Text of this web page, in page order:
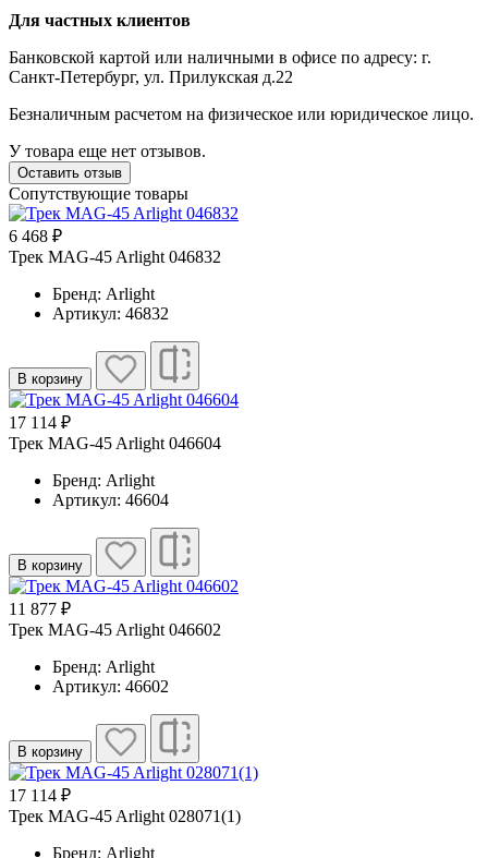
Для частных клиентов
Банковской картой или наличными в офисе по адресу: г.
Санкт-Петербург, ул. Прилукская д.22
Безналичным расчетом на физическое или юридическое лицо.
У товара еще нет отзывов.
Оставить отзыв
Сопутствующие товары
6 468 ₽
Трек MAG-45 Arlight 046832
Бренд: Arlight
Артикул: 46832
В корзину
17 114 ₽
Трек MAG-45 Arlight 046604
Бренд: Arlight
Артикул: 46604
В корзину
11 877 ₽
Трек MAG-45 Arlight 046602
Бренд: Arlight
Артикул: 46602
В корзину
17 114 ₽
Трек MAG-45 Arlight 028071(1)
Бренд: Arlight